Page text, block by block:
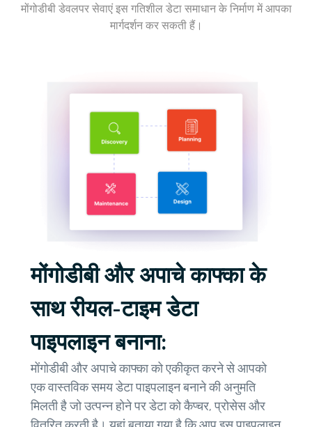
मोंगोडीबी डेवलपर सेवाएं इस गतिशील डेटा समाधान के निर्माण में आपका
मार्गदर्शन कर सकती हैं।
मोंगोडीबी और अपाचे काफ्का के
साथ रीयल-टाइम डेटा
पाइपलाइन बनाना:
मोंगोडीबी और अपाचे काफ्का को एकीकृत करने से आपको
एक वास्तविक समय डेटा पाइपलाइन बनाने की अनुमति
मिलती है जो उत्पन्न होने पर डेटा को कैप्चर, प्रोसेस और